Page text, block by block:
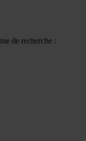
de recherche :